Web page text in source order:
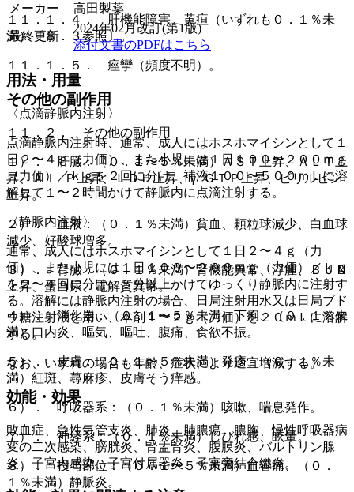
１１．１．４． 肝機能障害、黄疸（いずれも０．１％未
満）〔８．３参照〕。
１１．１．５． 痙攣（頻度不明）。
その他の副作用
１１．２． その他の副作用
１）． 肝臓：（０．１〜５％未満）ＡＳＴ上昇、ＡＬＴ上
昇、Ａｌ−Ｐ上昇、ＬＤＨ上昇、γ−ＧＴＰ上昇、ビリルビン
上昇。
２）． 血液：（０．１％未満）貧血、顆粒球減少、白血球
減少、好酸球増多。
３）． 腎臓：（０．１％未満）腎機能異常、浮腫、ＢＵＮ
上昇、蛋白尿、電解質異常。
４）． 消化器：（０．１〜５％未満）下痢、（０．１％未
満）口内炎、嘔気、嘔吐、腹痛、食欲不振。
５）． 皮膚：（０．１〜５％未満）発疹、（０．１％未
満）紅斑、蕁麻疹、皮膚そう痒感。
６）． 呼吸器系：（０．１％未満）咳嗽、喘息発作。
７）． 神経系：（０．１％未満）しびれ感、眩暈。
８）． 投与部位：（０．１〜５％未満）血管痛、（０．
１％未満）静脈炎。
メーカー
高田製薬
最終更新
2024年02月改訂(第1版)
添付文書のPDFはこちら
用法・用量
〈点滴静脈内注射〉
点滴静脈内注射時、通常、成人にはホスホマイシンとして１
日２〜４ｇ（力価）、また小児には１日１００〜２００ｍｇ
（力価）／ｋｇを２回に分け、補液１００〜５００ｍＬに溶
解して１〜２時間かけて静脈内に点滴注射する。
〈静脈内注射〉
通常、成人にはホスホマイシンとして１日２〜４ｇ（力
価）、また小児には１日１００〜２００ｍｇ（力価）／ｋｇ
を２〜４回に分け、５分以上かけてゆっくり静脈内に注射す
る。溶解には静脈内注射の場合、日局注射用水又は日局ブド
ウ糖注射液を用い、本剤１〜２ｇ（力価）を２０ｍＬに溶解
する。
なお、いずれの場合も年齢、症状により適宜増減する。
効能・効果
敗血症、急性気管支炎、肺炎、肺膿瘍、膿胸、慢性呼吸器病
変の二次感染、膀胱炎、腎盂腎炎、腹膜炎、バルトリン腺
炎、子宮内感染、子宮付属器炎、子宮旁結合織炎。